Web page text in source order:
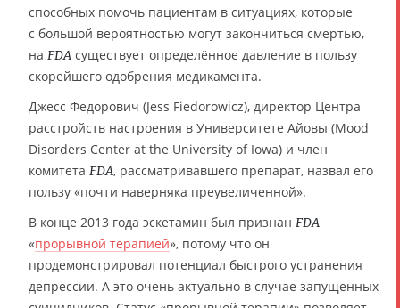
способных помочь пациентам в ситуациях, которые
с большой вероятностью могут закончиться смертью,
на FDA существует определённое давление в пользу
скорейшего одобрения медикамента.
Джесс Федорович (Jess Fiedorowicz), директор Центра
расстройств настроения в Университете Айовы (Mood
Disorders Center at the University of Iowa) и член
комитета FDA, рассматривавшего препарат, назвал его
пользу «почти наверняка преувеличенной».
В конце 2013 года эскетамин был признан FDA
«прорывной терапией», потому что он
продемонстрировал потенциал быстрого устранения
депрессии. А это очень актуально в случае запущенных